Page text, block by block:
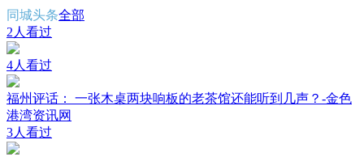
同城头条全部
2人看过
4人看过
福州评话： 一张木桌两块响板的老茶馆还能听到几声？-金色
港湾资讯网
3人看过